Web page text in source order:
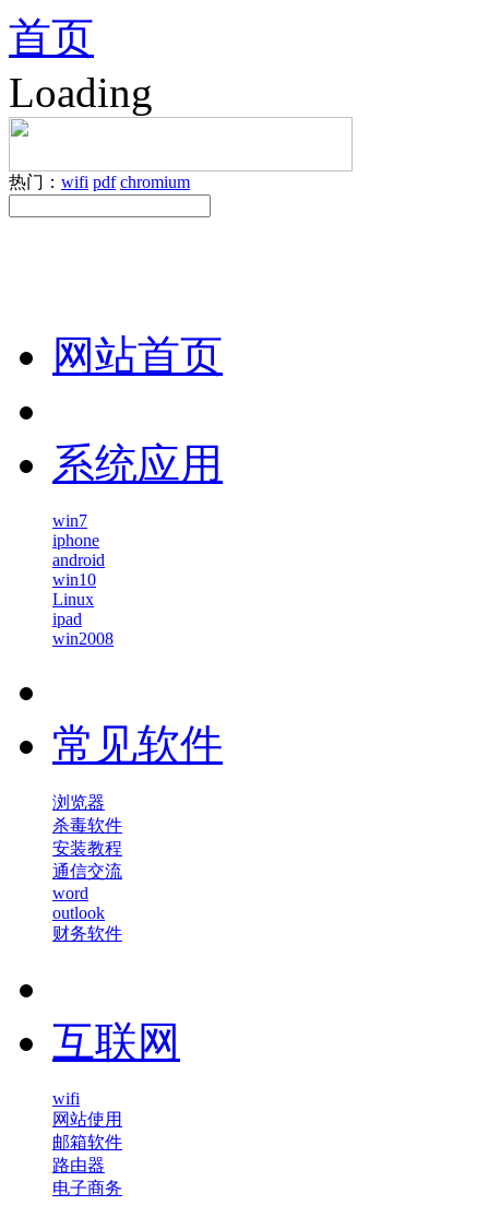
首页
Loading
热门： wifi pdf chromium
网站首页
系统应用
win7
iphone
android
win10
Linux
ipad
win2008
常见软件
浏览器
杀毒软件
安装教程
通信交流
word
outlook
财务软件
互联网
wifi
网站使用
邮箱软件
路由器
电子商务